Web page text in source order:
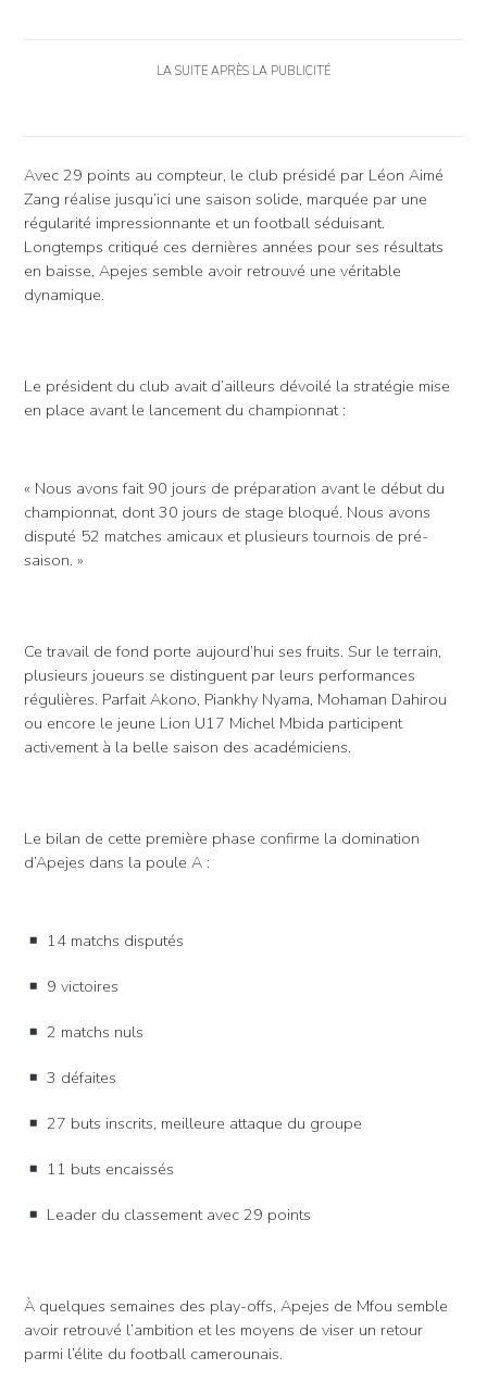
LA SUITE APRÈS LA PUBLICITÉ
Avec 29 points au compteur, le club présidé par Léon Aimé
Zang réalise jusqu’ici une saison solide, marquée par une
régularité impressionnante et un football séduisant.
Longtemps critiqué ces dernières années pour ses résultats
en baisse, Apejes semble avoir retrouvé une véritable
dynamique.
Le président du club avait d’ailleurs dévoilé la stratégie mise
en place avant le lancement du championnat :
« Nous avons fait 90 jours de préparation avant le début du
championnat, dont 30 jours de stage bloqué. Nous avons
disputé 52 matches amicaux et plusieurs tournois de pré-
saison. »
Ce travail de fond porte aujourd’hui ses fruits. Sur le terrain,
plusieurs joueurs se distinguent par leurs performances
régulières. Parfait Akono, Piankhy Nyama, Mohaman Dahirou
ou encore le jeune Lion U17 Michel Mbida participent
activement à la belle saison des académiciens.
Le bilan de cette première phase confirme la domination
d’Apejes dans la poule A :
14 matchs disputés
9 victoires
2 matchs nuls
3 défaites
27 buts inscrits, meilleure attaque du groupe
11 buts encaissés
Leader du classement avec 29 points
À quelques semaines des play-offs, Apejes de Mfou semble
avoir retrouvé l’ambition et les moyens de viser un retour
parmi l’élite du football camerounais.